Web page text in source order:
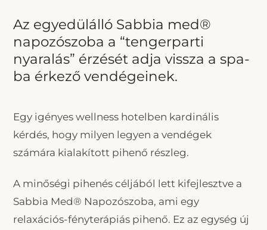
Az egyedülálló Sabbia med®
napozószoba a “tengerparti
nyaralás” érzését adja vissza a spa-
ba érkező vendégeinek.
Egy igényes wellness hotelben kardinális
kérdés, hogy milyen legyen a vendégek
számára kialakított pihenő részleg.
A minőségi pihenés céljából lett kifejlesztve a
Sabbia Med® Napozószoba, ami egy
relaxációs-fényterápiás pihenő. Ez az egység új